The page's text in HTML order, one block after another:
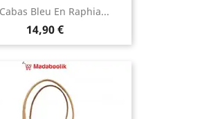
Bleu En Raphia...
Prix
14,90 €